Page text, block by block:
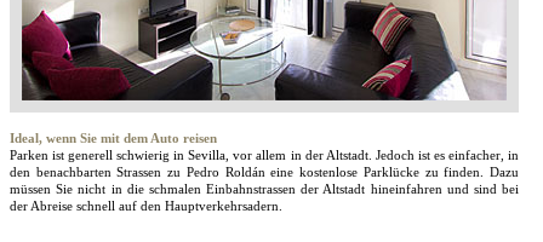
Ideal, wenn Sie mit dem Auto reisen
Parken ist generell schwierig in Sevilla, vor allem in der Altstadt. Jedoch ist es einfacher, in
den benachbarten Strassen zu Pedro Roldán eine kostenlose Parklücke zu finden. Dazu
müssen Sie nicht in die schmalen Einbahnstrassen der Altstadt hineinfahren und sind bei
der Abreise schnell auf den Hauptverkehrsadern.